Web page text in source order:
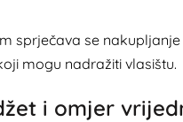
sprječava se
mogu nadražiti vlasištu.
i omjer